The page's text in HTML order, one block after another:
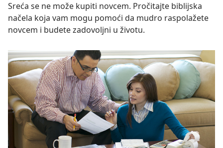
Sreća se ne može kupiti novcem. Pročitajte biblijska
načela koja vam mogu pomoći da mudro raspolažete
novcem i budete zadovoljni u životu.